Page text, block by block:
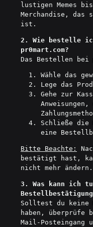
lustigen Memes
Merchandise,
ist.
2. Wie bestelle
pr0mart.com?
Das Bestellen bei
Wähle das
Lege das
Gehe zur
Schließe die
eine
Bitte Beachte:
bestätigt hast,
nicht mehr ändern.
3. Was kann ich
Solltest du keine
haben, überprüfe
Mail-Posteingang